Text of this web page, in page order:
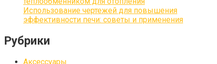
Использование чертежей для повышения
эффективности печи: советы и применения
Рубрики
Аксессуары